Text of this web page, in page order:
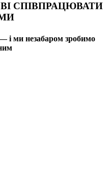
СПІВПРАЦЮВАТИ
і ми незабаром зробимо